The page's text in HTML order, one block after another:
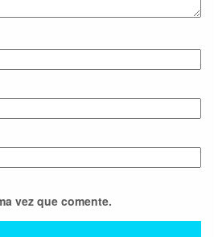
vez que comente.